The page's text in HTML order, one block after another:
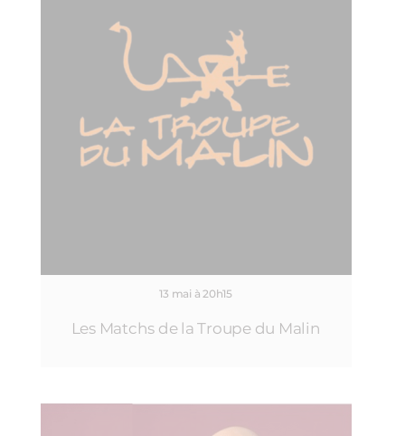
13 mai à 20h15
Les Matchs de la Troupe du Malin